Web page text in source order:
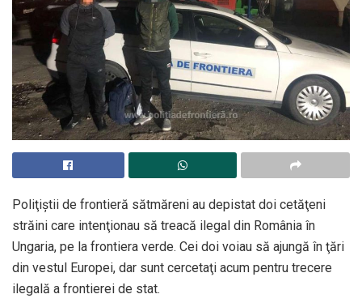
Poliţiştii de frontieră sătmăreni au depistat doi cetăţeni
străini care intenţionau să treacă ilegal din România în
Ungaria, pe la frontiera verde. Cei doi voiau să ajungă în ţări
din vestul Europei, dar sunt cercetaţi acum pentru trecere
ilegală a frontierei de stat.